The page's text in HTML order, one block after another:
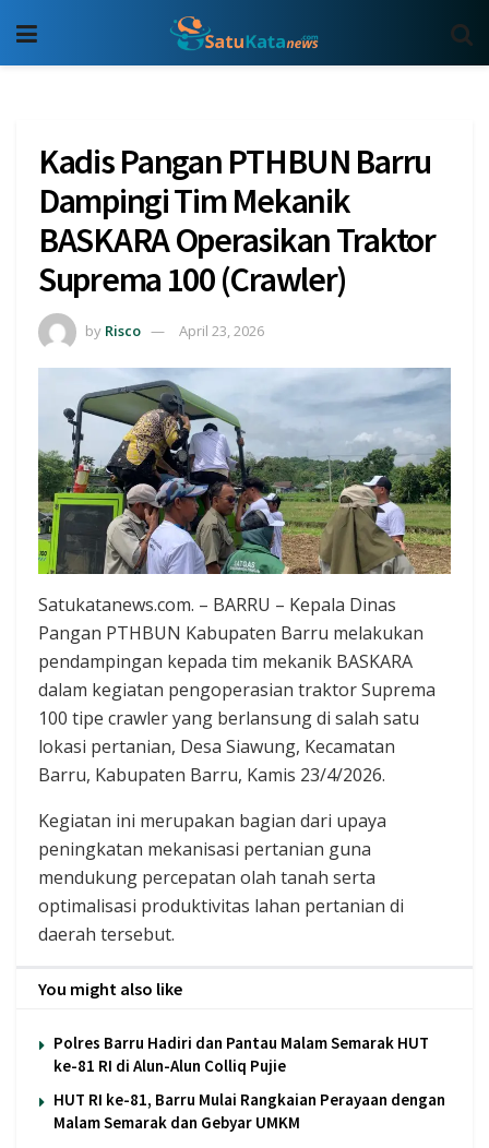
Kadis Pangan PTHBUN Barru
Dampingi Tim Mekanik
BASKARA Operasikan Traktor
Suprema 100 (Crawler)
by Risco April 23, 2026
Satukatanews.com. – BARRU – Kepala Dinas
Pangan PTHBUN Kabupaten Barru melakukan
pendampingan kepada tim mekanik BASKARA
dalam kegiatan pengoperasian traktor Suprema
100 tipe crawler yang berlansung di salah satu
lokasi pertanian, Desa Siawung, Kecamatan
Barru, Kabupaten Barru, Kamis 23/4/2026.
Kegiatan ini merupakan bagian dari upaya
peningkatan mekanisasi pertanian guna
mendukung percepatan olah tanah serta
optimalisasi produktivitas lahan pertanian di
daerah tersebut.
You might also like
Polres Barru Hadiri dan Pantau Malam Semarak HUT
ke-81 RI di Alun-Alun Colliq Pujie
HUT RI ke-81, Barru Mulai Rangkaian Perayaan dengan
Malam Semarak dan Gebyar UMKM